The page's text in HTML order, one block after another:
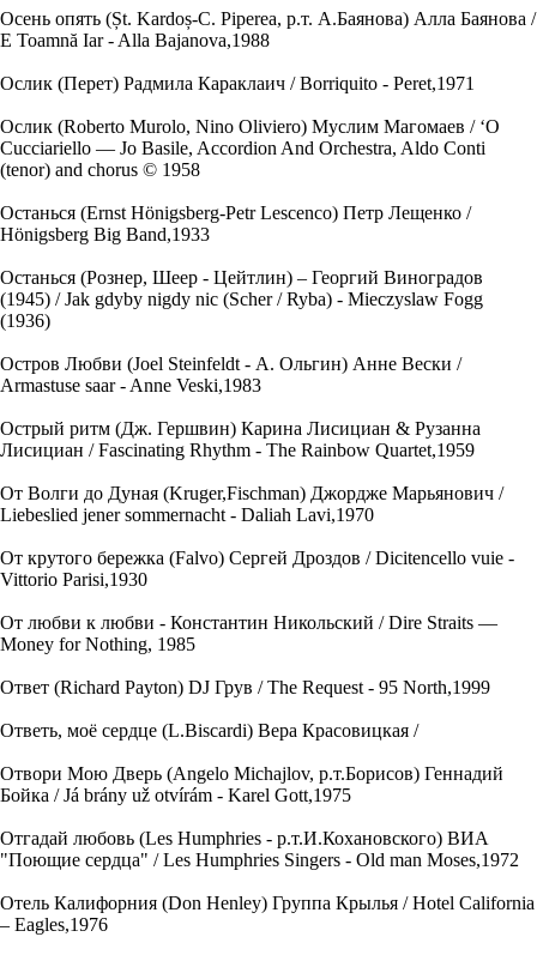
Осень опять (Șt. Kardoș-C. Piperea, р.т. А.Баянова) Алла Баянова /
E Toamnă Iar - Alla Bajanova,1988
Ослик (Перет) Радмила Караклаич / Borriquito - Peret,1971
Ослик (Roberto Murolo, Nino Oliviero) Муслим Магомаев / ‘O
Cucciariello — Jo Basile, Accordion And Orchestra, Aldo Conti
(tenor) and chorus © 1958
Останься (Ernst Hönigsberg-Petr Lescenco) Петр Лещенко /
Hönigsberg Big Band,1933
Останься (Рознер, Шеер - Цейтлин) – Георгий Виноградов
(1945) / Jak gdyby nigdy nic (Scher / Ryba) - Mieczyslaw Fogg
(1936)
Остров Любви (Joel Steinfeldt - А. Ольгин) Анне Вески /
Armastuse saar - Anne Veski,1983
Острый ритм (Дж. Гершвин) Карина Лисициан & Рузанна
Лисициан / Fascinating Rhythm - The Rainbow Quartet,1959
От Волги до Дуная (Kruger,Fischman) Джордже Марьянович /
Liebeslied jener sommernacht - Daliah Lavi,1970
От крутого бережка (Falvo) Сергей Дроздов / Dicitencello vuie -
Vittorio Parisi,1930
От любви к любви - Константин Никольский / Dire Straits —
Money for Nothing, 1985
Ответ (Richard Payton) DJ Грув / The Request - 95 North,1999
Ответь, моё сердце (L.Biscardi) Вера Красовицкая /
Отвори Мою Дверь (Angelo Michajlov, р.т.Борисов) Геннадий
Бойка / Já brány už otvírám - Karel Gott,1975
Отгадай любовь (Les Humphries - р.т.И.Кохановского) ВИА
"Поющие сердца" / Les Humphries Singers - Old man Moses,1972
Отель Калифорния (Don Henley) Группа Крылья / Hotel California
– Eagles,1976